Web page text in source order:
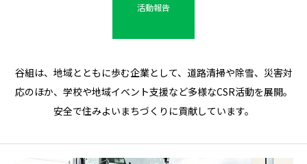
活動報告
谷組は、地域とともに歩む企業として、道路清掃や除雪、災害対
応のほか、学校や地域イベント支援など多様なCSR活動を展開。
安全で住みよいまちづくりに貢献しています。